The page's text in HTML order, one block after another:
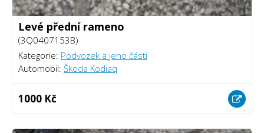
Levé přední rameno
(3Q0407153B)
Kategorie: Podvozek a jeho části
Automobil: Škoda Kodiaq
1000 Kč